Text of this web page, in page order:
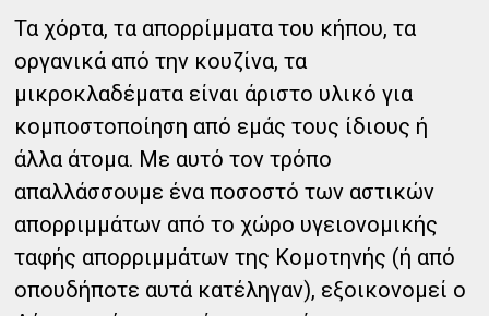
Τα χόρτα, τα απορρίμματα του κήπου, τα
οργανικά από την κουζίνα, τα
μικροκλαδέματα είναι άριστο υλικό για
κομποστοποίηση από εμάς τους ίδιους ή
άλλα άτομα. Με αυτό τον τρόπο
απαλλάσσουμε ένα ποσοστό των αστικών
απορριμμάτων από το χώρο υγειονομικής
ταφής απορριμμάτων της Κομοτηνής (ή από
οπουδήποτε αυτά κατέληγαν), εξοικονομεί ο